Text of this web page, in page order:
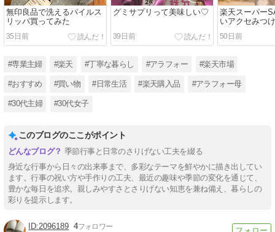
無印良品で洗えるパイルス
リッパ買ってみた
35日前
グミサプリって美味しい♡
39日前
楽天スーパー
いアクセみつ
50日前
#専業主婦 #楽天 #丁寧な暮らし #アラフォー #楽天市場
#おすすめ #買い物 #日常生活 #楽天購入品 #アラフォー母
#30代主婦 #30代女子
このブログのここがポイント
季節行事と日常のさりげない工夫を綴る
身近な行事から日々の出来事まで、多彩なテーマを鮮やかに描き出してい
ます。行事の祝い方や手作りの工夫、最近の趣味や季節の変化を通じて、
豊かな毎日を追求。親しみやすさとさりげない知恵を兼ね備え、暮らしの
彩りを提示します。
2096189 4